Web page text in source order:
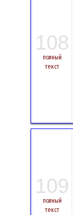
108
полный
текст
109
полный
текст